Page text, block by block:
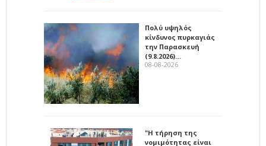
Πολύ υψηλός
κίνδυνος πυρκαγιάς
την Παρασκευή
(9.8.2026)…
08-08-2026
"Η τήρηση της
νομιμότητας είναι